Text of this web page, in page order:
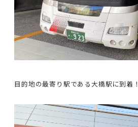
目的地の最寄り駅である大橋駅に到着！